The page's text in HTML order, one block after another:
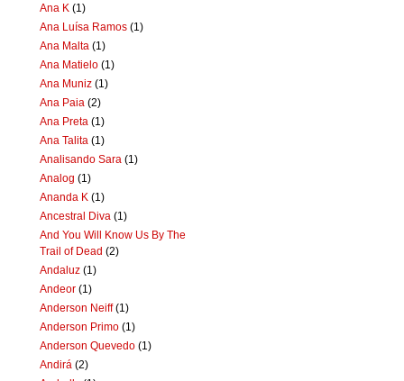
Ana K (1)
Ana Luísa Ramos (1)
Ana Malta (1)
Ana Matielo (1)
Ana Muniz (1)
Ana Paia (2)
Ana Preta (1)
Ana Talita (1)
Analisando Sara (1)
Analog (1)
Ananda K (1)
Ancestral Diva (1)
And You Will Know Us By The
Trail of Dead (2)
Andaluz (1)
Andeor (1)
Anderson Neiff (1)
Anderson Primo (1)
Anderson Quevedo (1)
Andirá (2)